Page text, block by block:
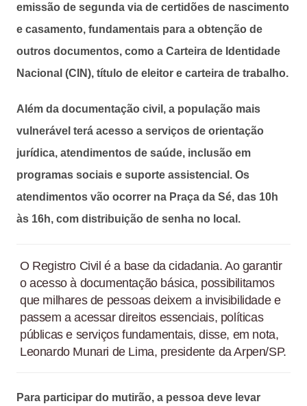
emissão de segunda via de certidões de nascimento
e casamento, fundamentais para a obtenção de
outros documentos, como a Carteira de Identidade
Nacional (CIN), título de eleitor e carteira de trabalho.
Além da documentação civil, a população mais
vulnerável terá acesso a serviços de orientação
jurídica, atendimentos de saúde, inclusão em
programas sociais e suporte assistencial. Os
atendimentos vão ocorrer na Praça da Sé, das 10h
às 16h, com distribuição de senha no local.
O Registro Civil é a base da cidadania. Ao garantir
o acesso à documentação básica, possibilitamos
que milhares de pessoas deixem a invisibilidade e
passem a acessar direitos essenciais, políticas
públicas e serviços fundamentais, disse, em nota,
Leonardo Munari de Lima, presidente da Arpen/SP.
Para participar do mutirão, a pessoa deve levar